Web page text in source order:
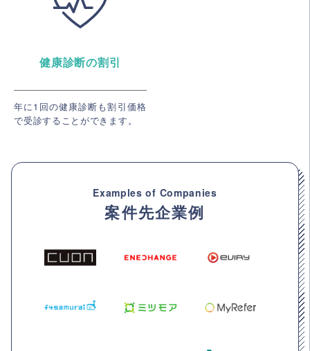
健康診断の割引
年に1回の健康診断も割引価格
で受診することができます。
Examples of Companies
案件先企業例